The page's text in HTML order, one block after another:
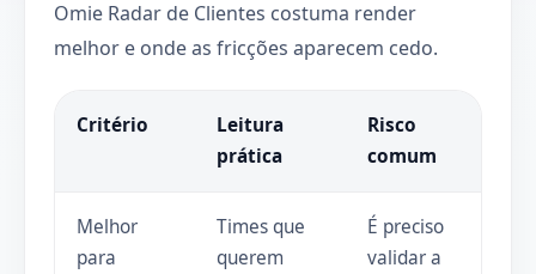
Omie Radar de Clientes costuma render
melhor e onde as fricções aparecem cedo.
Critério
Leitura
prática
Risco
comum
Melhor
para
Times que
querem
É preciso
validar a